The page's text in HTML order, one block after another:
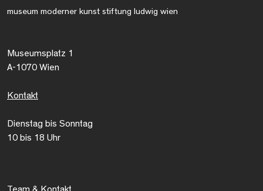
museum moderner kunst stiftung ludwig wien
Museumsplatz 1
A-1070 Wien
Kontakt
Dienstag bis Sonntag
10 bis 18 Uhr